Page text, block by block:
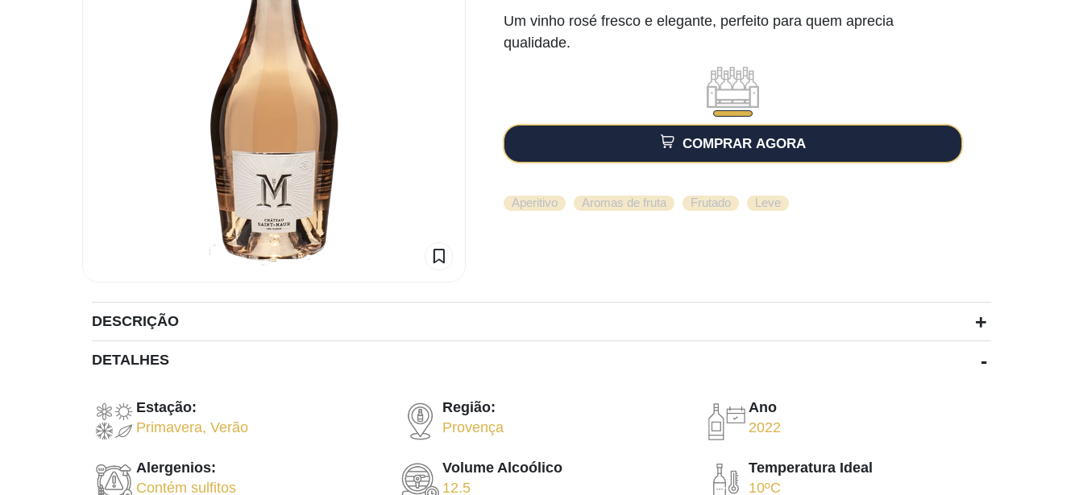
Um vinho rosé fresco e elegante, perfeito para quem aprecia
qualidade.
COMPRAR AGORA
Aperitivo Aromas de fruta Frutado Leve
DESCRIÇÃO +
DETALHES -
Estação:
Primavera, Verão
Região:
Provença
Ano
2022
Alergenios:
Contém sulfitos
Volume Alcoólico
12.5
Temperatura Ideal
10ºC